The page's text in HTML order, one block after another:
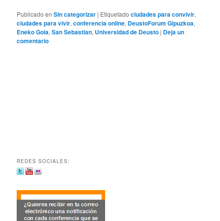
Publicado en Sin categorizar | Etiquetado ciudades para convivir,
ciudades para vivir,conferencia online, DeustoForum Gipuzkoa,
Eneko Goia,San Sebastian, Universidad de Deusto | Deja un
comentario
REDES SOCIALES: